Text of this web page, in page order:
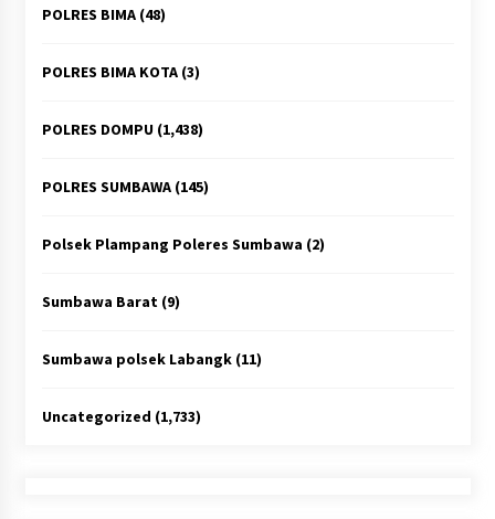
POLRES BIMA(48)
POLRES BIMA KOTA(3)
POLRES DOMPU(1,438)
POLRES SUMBAWA(145)
Polsek Plampang Poleres Sumbawa (2)
Sumbawa Barat(9)
Sumbawa polsek Labangk(11)
Uncategorized (1,733)